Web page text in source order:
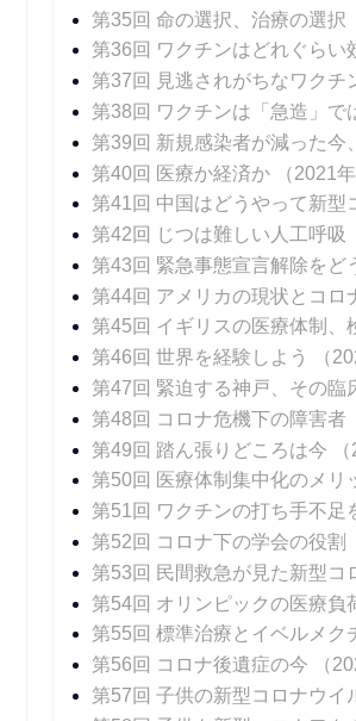
第35回 命の選択、治療の選択
第40回 医療か経済か
（2021年03
第42回 じつは難しい人工呼吸
第46回 世界を経験しよう
（2021
第48回 コロナ危機下の障害者
第49回 踏ん張りどころは今
（
第50回 医療体制集中化のメリ
第52回 コロナ下の学会の役割
第53回 民間救急が見た新型コ
第55回 標準治療とイベルメク
第56回 コロナ後遺症の今
（2021